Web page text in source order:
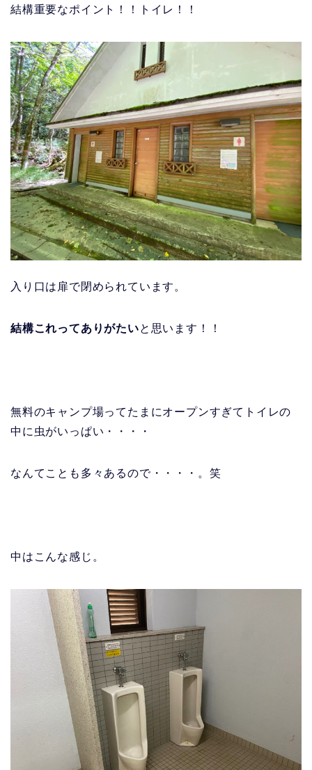
結構重要なポイント！！トイレ！！
入り口は扉で閉められています。
結構これってありがたいと思います！！
無料のキャンプ場ってたまにオープンすぎてトイレの
中に虫がいっぱい・・・・
なんてことも多々あるので・・・・。笑
中はこんな感じ。